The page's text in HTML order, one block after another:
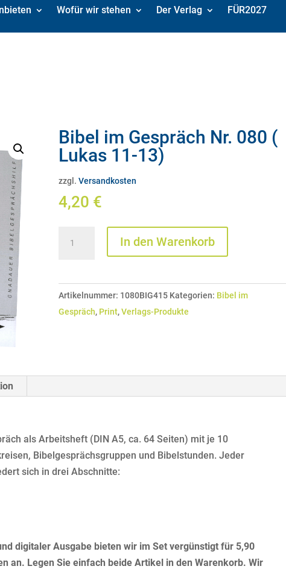
Wofür wir stehen Der Verlag FÜR2027
Bibel im Gespräch Nr. 080 (
Lukas 11-13)
zzgl.Versandkosten
4,20 €
Nr.
080
(
In den Warenkorb
Artikelnummer: 1080BIG415 Kategorien: Bibel im
Gespräch, Print,Verlags-Produkte
als Arbeitsheft (DIN A5, ca. 64 Seiten) mit je 10
Bibelgesprächsgruppen und Bibelstunden. Jeder
sich in drei Abschnitte:
digitaler Ausgabe bieten wir im Set vergünstigt für 5,90
an. Legen Sie einfach beide Artikel in den Warenkorb. Wir